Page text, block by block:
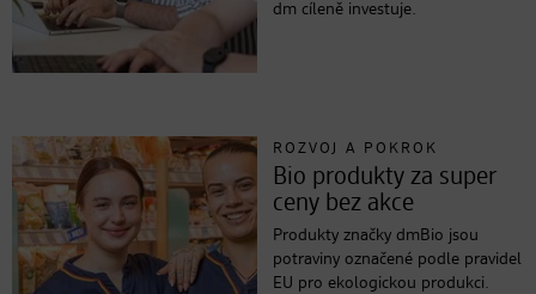
dm cíleně investuje.
ROZVOJ A POKROK
Bio produkty za super
ceny bez akce
Produkty značky dmBio jsou
potraviny označené podle pravidel
EU pro ekologickou produkci.